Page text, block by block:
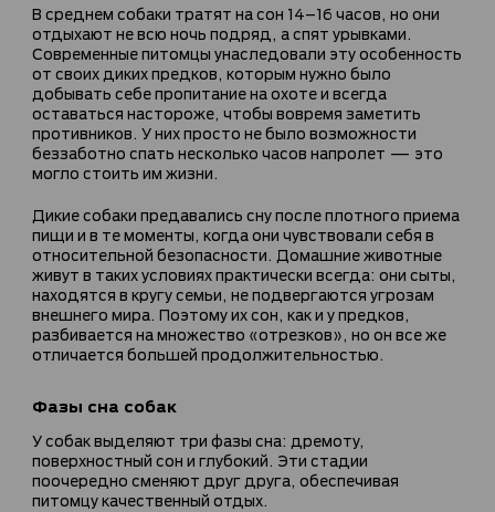
В среднем собаки тратят на сон 14–16 часов, но они
отдыхают не всю ночь подряд, а спят урывками.
Современные питомцы унаследовали эту особенность
от своих диких предков, которым нужно было
добывать себе пропитание на охоте и всегда
оставаться настороже, чтобы вовремя заметить
противников. У них просто не было возможности
беззаботно спать несколько часов напролет — это
могло стоить им жизни.
Дикие собаки предавались сну после плотного приема
пищи и в те моменты, когда они чувствовали себя в
относительной безопасности. Домашние животные
живут в таких условиях практически всегда: они сыты,
находятся в кругу семьи, не подвергаются угрозам
внешнего мира. Поэтому их сон, как и у предков,
разбивается на множество «отрезков», но он все же
отличается большей продолжительностью.
Фазы сна собак
У собак выделяют три фазы сна: дремоту,
поверхностный сон и глубокий. Эти стадии
поочередно сменяют друг друга, обеспечивая
питомцу качественный отдых.